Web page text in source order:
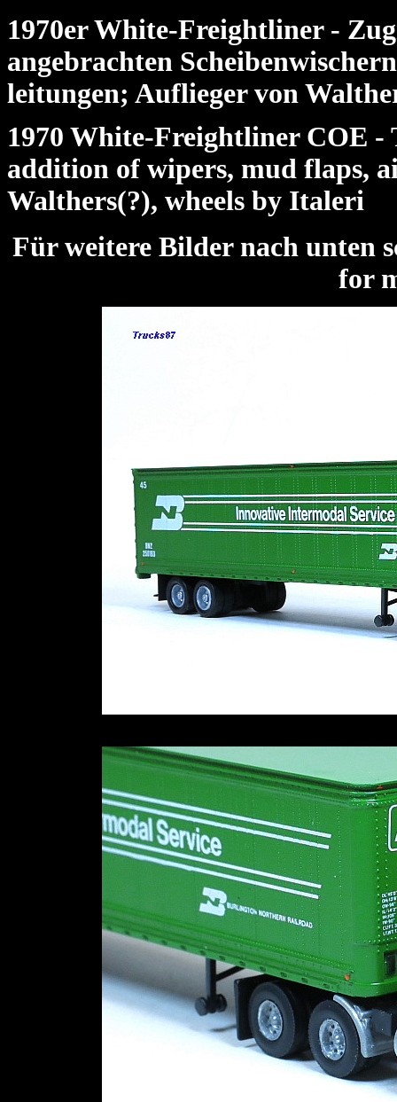
1970er White-Freightliner -
angebrachten
leitungen; Auflieger von
1970 White-Freightliner COE
addition of wipers, mud flaps,
Walthers(?), wheels by Italeri
Für weitere Bilder nach
for